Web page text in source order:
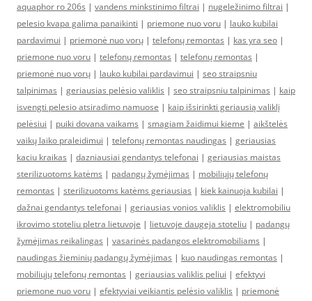
aquaphor ro 206s | vandens minkstinimo filtrai | nugeležinimo filtrai |
pelesio kvapa galima panaikinti | priemone nuo voru | lauko kubilai
pardavimui | priemonė nuo vorų | telefonų remontas | kas yra seo |
priemone nuo voru | telefonų remontas | telefonų remontas |
priemonė nuo vorų | lauko kubilai pardavimui | seo straipsniu
talpinimas | geriausias pelėsio valiklis | seo straipsniu talpinimas | kaip
isvengti pelesio atsiradimo namuose | kaip išsirinkti geriausią valiklį
pelėsiui | puiki dovana vaikams | smagiam žaidimui kieme | aikštelės
vaikų laiko praleidimui | telefonų remontas naudingas | geriausias
kaciu kraikas | dazniausiai gendantys telefonai | geriausias maistas
sterilizuotoms katėms | padangų žymėjimas | mobiliųjų telefonų
remontas | sterilizuotoms katėms geriausias | kiek kainuoja kubilai |
dažnai gendantys telefonai | geriausias vonios valiklis | elektromobiliu
ikrovimo stoteliu pletra lietuvoje | lietuvoje daugeja stoteliu | padangų
žymėjimas reikalingas | vasarinės padangos elektromobiliams |
naudingas žieminių padangų žymėjimas | kuo naudingas remontas |
mobiliųjų telefonų remontas | geriausias valiklis peliui | efektyvi
priemone nuo voru | efektyviai veikiantis pelėsio valiklis | priemonė